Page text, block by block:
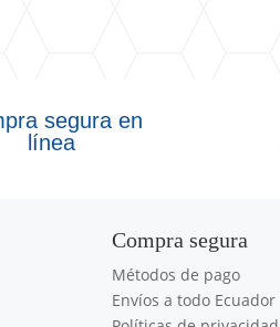
segura en
línea
Compra segura
Métodos de pago
Envíos a todo Ecuador